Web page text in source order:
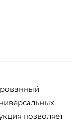
позволяет